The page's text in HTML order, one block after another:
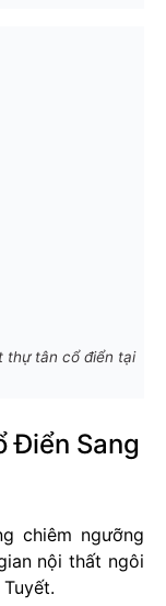
thự tân cổ điển tại
Điển Sang
chiêm ngưỡng
nội thất ngôi